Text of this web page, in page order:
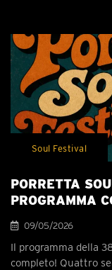
Soul Festival
PORRETTA
PROGRAMMA
09/05/2026
Il programma della
completo! Quattro